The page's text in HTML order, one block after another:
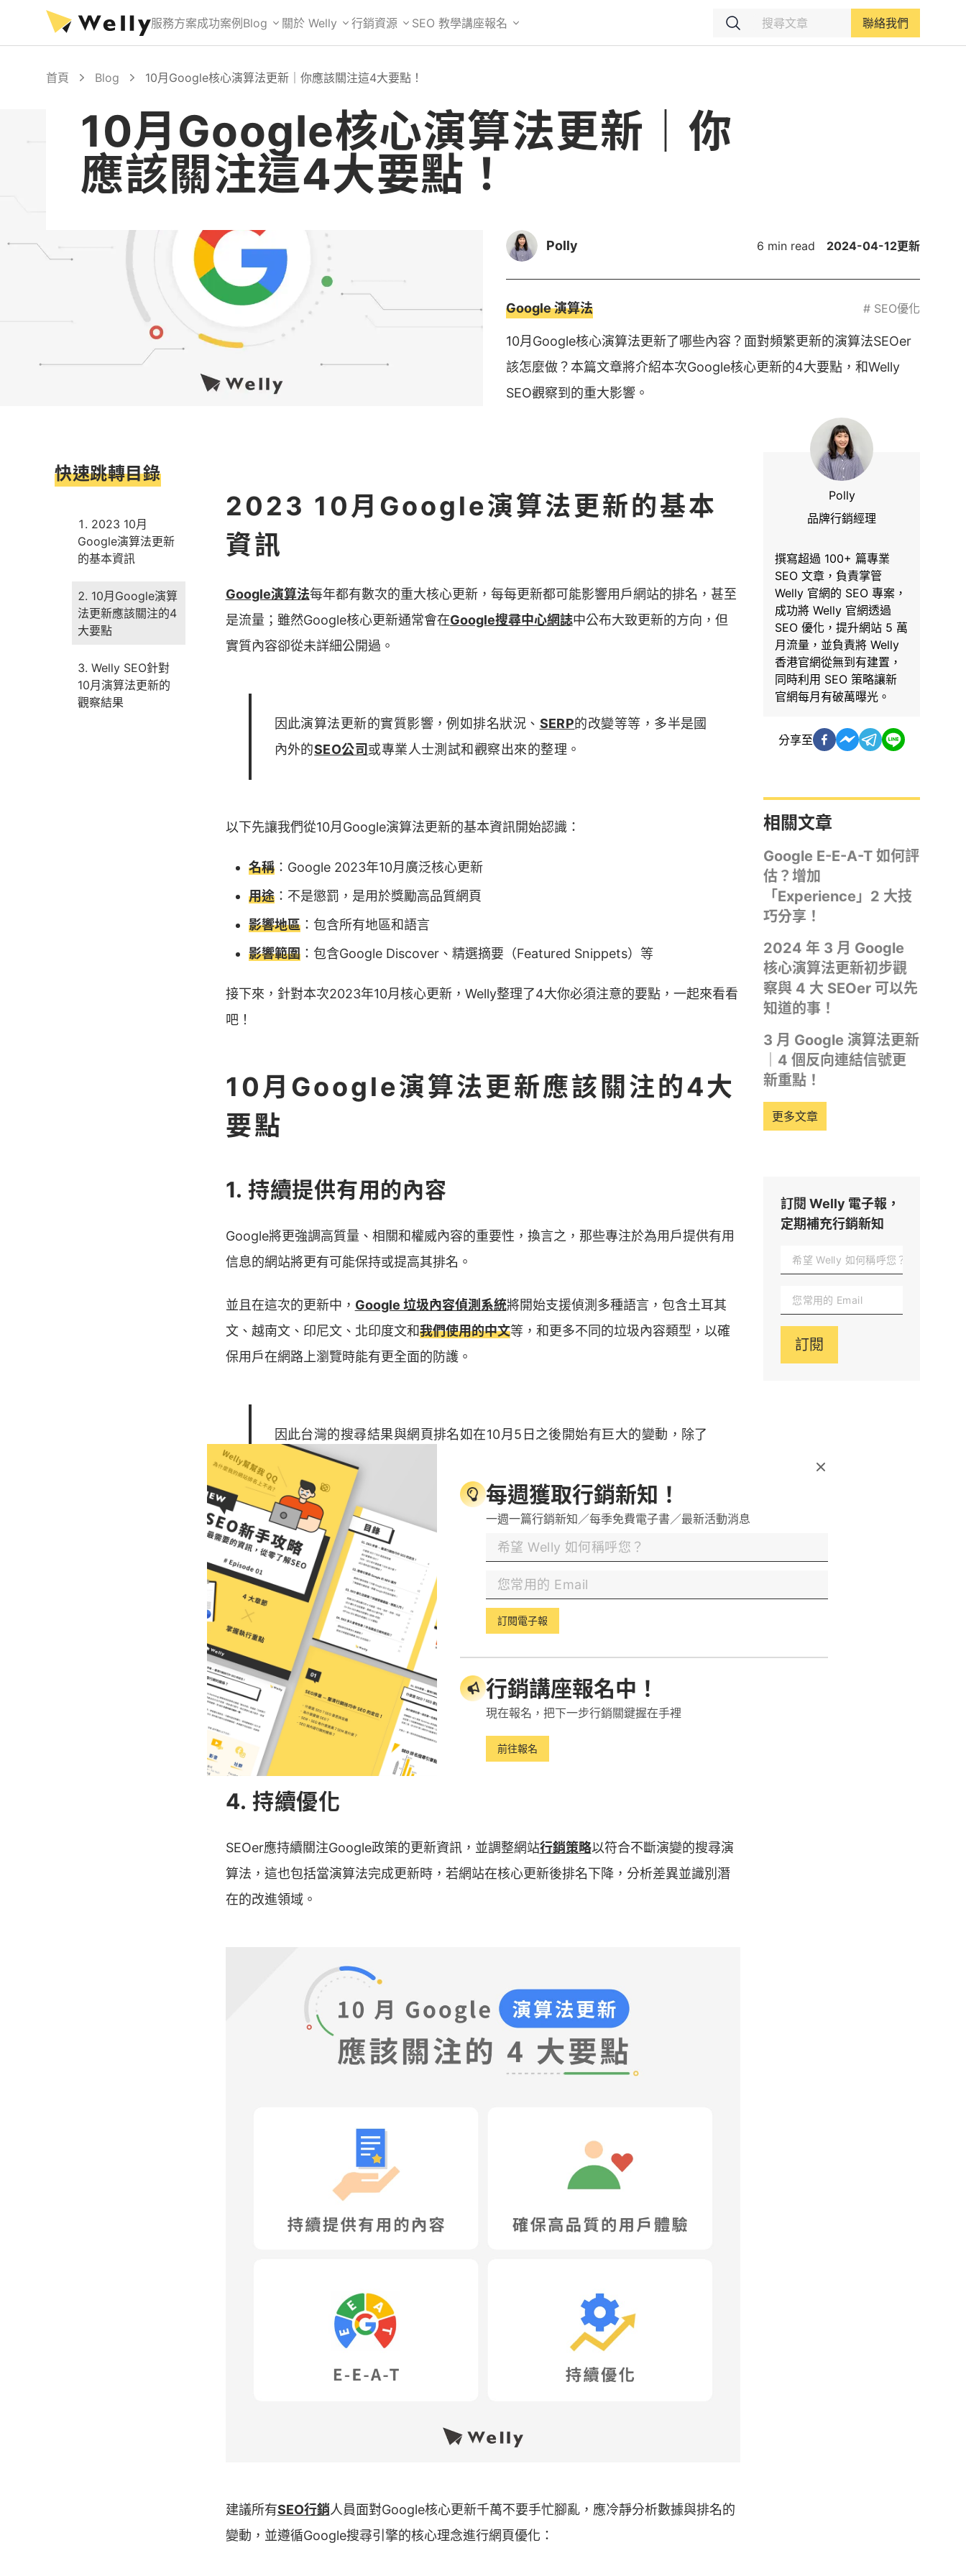
服務方案成功案例 Blog 關於 Welly 行銷資源 SEO 教學講座報名 聯絡我們
每週獲取行銷新知！
一週一篇行銷新知／每季免費電子書／最新活動消息
訂閱電子報
行銷講座報名中！
現在報名，把下一步行銷關鍵握在手裡
前往報名
首頁 Blog 10月Google核心演算法更新｜你應該關注這4大要點！
10月Google核心演算法更新｜你
應該關注這4大要點！
Polly 6 min read 2024-04-12更新
Google 演算法 # SEO優化
10月Google核心演算法更新了哪些內容？面對頻繁更新的演算法SEOer
該怎麼做？本篇文章將介紹本次Google核心更新的4大要點，和Welly
SEO觀察到的重大影響。
快速跳轉目錄
2023 10月
Google演算法更新
的基本資訊
10月Google演算
法更新應該關注的4
大要點
Welly SEO針對
10月演算法更新的
觀察結果
2023 10月Google演算法更新的基本
資訊
Google演算法每年都有數次的重大核心更新，每每更新都可能影響用戶網站的排名，甚至
是流量；雖然Google核心更新通常會在Google搜尋中心網誌中公布大致更新的方向，但
實質內容卻從未詳細公開過。
因此演算法更新的實質影響，例如排名狀況、 SERP的改變等等，多半是國
內外的SEO公司 或專業人士測試和觀察出來的整理。
以下先讓我們從10月Google演算法更新的基本資訊開始認識：
名稱：Google 2023年10月廣泛核心更新
用途：不是懲罰，是用於獎勵高品質網頁
影響地區：包含所有地區和語言
影響範圍：包含Google Discover、精選摘要（Featured Snippets）等
接下來，針對本次2023年10月核心更新，Welly整理了4大你必須注意的要點，一起來看看
吧！
10月Google演算法更新應該關注的4大
要點
1. 持續提供有用的內容
Google將更強調高質量、相關和權威內容的重要性，換言之，那些專注於為用戶提供有用
信息的網站將更有可能保持或提高其排名。
並且在這次的更新中， Google 垃圾內容偵測系統將開始支援偵測多種語言，包含土耳其
文、越南文、印尼文、北印度文和我們使用的中文等，和更多不同的垃圾內容類型，以確
保用戶在網路上瀏覽時能有更全面的防護。
因此台灣的搜尋結果與網頁排名如在10月5日之後開始有巨大的變動，除了
連假因素之外，可能是受到Google演算法核心更新的影響！
2. 確保高品質的用戶體驗
用戶體驗對於網站排名至關重要，包含頁面載入速度、移動設備友善程度以及導航便利性
等，可能影響Google評估網站整體分數的方式之一。
3. E-E-A-T
Google考慮發布者的專業知識、經驗、權威和可信度。在特定領域建立可信度並展示專業
知識可能會積極影響排名。
4. 持續優化
SEOer應持續關注Google政策的更新資訊，並調整網站行銷策略以符合不斷演變的搜尋演
算法，這也包括當演算法完成更新時，若網站在核心更新後排名下降，分析差異並識別潛
在的改進領域。
建議所有SEO行銷人員面對Google核心更新千萬不要手忙腳亂，應冷靜分析數據與排名的
變動，並遵循Google搜尋引擎的核心理念進行網頁優化：
Polly
品牌行銷經理
撰寫超過 100+ 篇專業
SEO 文章，負責掌管
Welly 官網的 SEO 專案，
成功將 Welly 官網透過
SEO 優化，提升網站 5 萬
月流量，並負責將 Welly
香港官網從無到有建置，
同時利用 SEO 策略讓新
官網每月有破萬曝光。
分享至
相關文章
Google E-E-A-T 如何評
估？增加
「Experience」2 大技
巧分享！
2024 年 3 月 Google
核心演算法更新初步觀
察與 4 大 SEOer 可以先
知道的事！
3 月 Google 演算法更新
｜4 個反向連結信號更
新重點！
更多文章
訂閱 Welly 電子報，
定期補充行銷新知
訂閱